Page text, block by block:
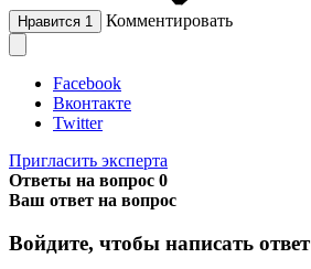
Нравится 1 Комментировать
Facebook
Вконтакте
Twitter
Пригласить эксперта
Ответы на вопрос 0
Ваш ответ на вопрос
Войдите, чтобы написать ответ